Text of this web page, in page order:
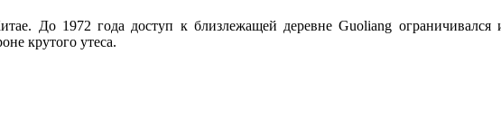
До 1972 года доступ к близлежащей деревне Guoliang ограничивался
крутого утеса.